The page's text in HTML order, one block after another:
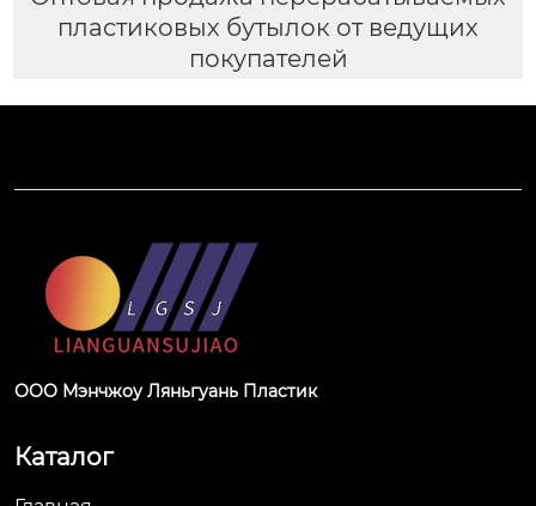
пластиковых бутылок от ведущих
покупателей
ООО Мэнчжоу Ляньгуань Пластик
Каталог